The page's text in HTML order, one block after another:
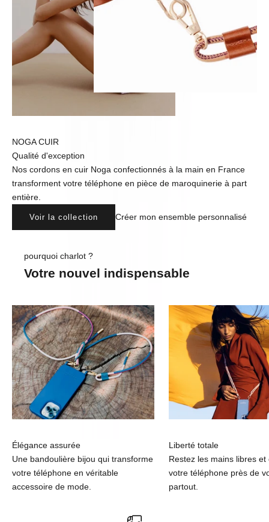
NOGA CUIR
Qualité d'exception
Nos cordons en cuir Noga confectionnés à la main en France
transforment votre téléphone en pièce de maroquinerie à part
entière.
Voir la collection Créer mon ensemble personnalisé
pourquoi charlot ?
Votre nouvel indispensable
Élégance assurée
Une bandoulière bijou qui transforme
votre téléphone en véritable
accessoire de mode.
Liberté totale
Restez les mains libres et
votre téléphone près de
partout.